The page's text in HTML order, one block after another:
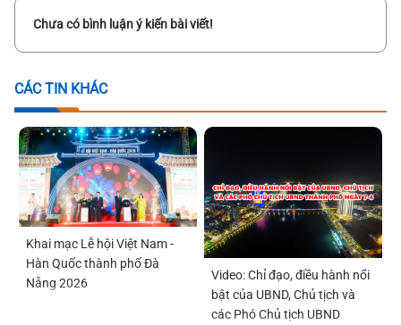
Chưa có bình luận ý kiến bài viết!
CÁC TIN KHÁC
Khai mạc Lễ hội Việt Nam -
Hàn Quốc thành phố Đà
Nẵng 2026
Video: Chỉ đạo, điều hành nổi
bật của UBND, Chủ tịch và
các Phó Chủ tịch UBND